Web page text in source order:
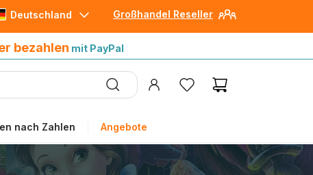
Großhandel Reseller
Deutschland
bezahlen mit PayPal
nach Zahlen Angebote